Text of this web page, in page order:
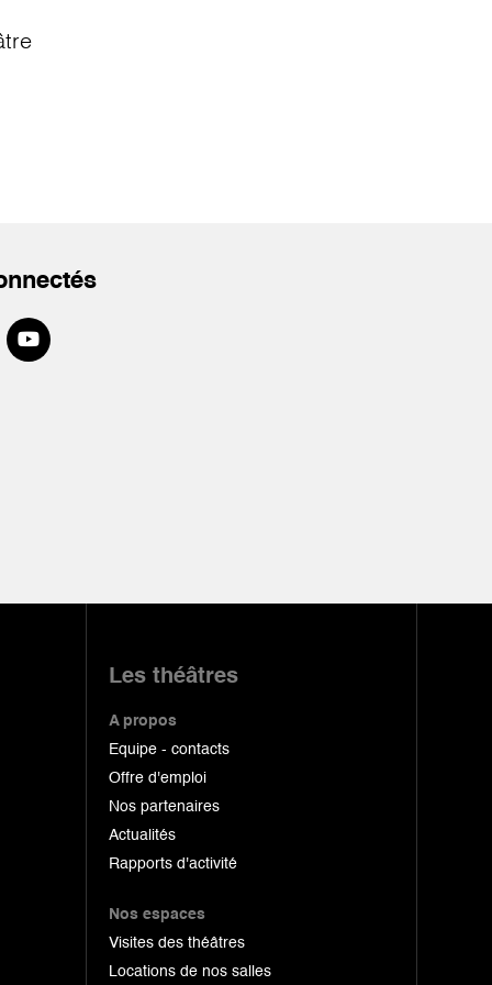
Les théâtres
A propos
Equipe - contacts
Offre d'emploi
Nos partenaires
Actualités
Rapports d'activité
Nos espaces
Visites des théâtres
Locations de nos salles